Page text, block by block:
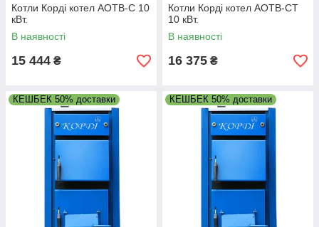
Котли Корді котел АОТВ-С 10
кВт.
В наявності
15 444 ₴
Котли Корді котел АОТВ-СТ
10 кВт.
В наявності
16 375 ₴
КЕШБЕК 50% доставки КЕШБЕК 50% доставки